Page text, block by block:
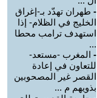
- طهران تهدّد بـ-إغراق
الخليج في الظلام- إذا
استهدف ترامب محطا
...
- المغرب -مستعد-
للتعاون في إعادة
القصر غير المصحوبين
بذويهم م ...